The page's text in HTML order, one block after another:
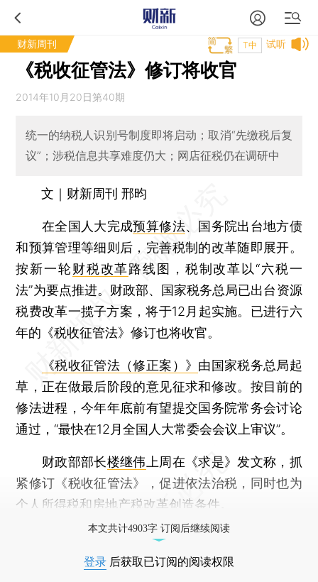
财新周刊 试听
T中
《税收征管法》修订将收官
2014年10月20日第40期
统一的纳税人识别号制度即将启动；取消“先缴税后复
议”；涉税信息共享难度仍大；网店征税仍在调研中
文｜财新周刊 邢昀
在全国人大完成预算修法、国务院出台地方债
和预算管理等细则后，完善税制的改革随即展开。
按新一轮财税改革路线图，税制改革以“六税一
法”为要点推进。财政部、国家税务总局已出台资源
税费改革一揽子方案，将于12月起实施。已进行六
年的《税收征管法》修订也将收官。
《税收征管法（修正案）》 由国家税务总局起
草，正在做最后阶段的意见征求和修改。按目前的
修法进程，今年年底前有望提交国务院常务会讨论
通过，“最快在12月全国人大常委会会议上审议”。
财政部部长楼继伟 上周在《求是》发文称，抓
紧修订《税收征管法》，促进依法治税，同时也为
个人所得税和房地产税改革创造条件。
本文共计4903字 订阅后继续阅读
登录 后获取已订阅的阅读权限